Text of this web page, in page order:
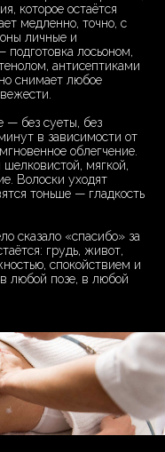
которое остаётся
медленно, точно, с
личные и
лосьоном,
антисептиками
снимает любое
— без суеты, без
в зависимости от
облегчение.
мягкой,
Волоски уходят
тоньше — гладкость
сказало «спасибо» за
грудь, живот,
спокойствием и
любой позе, в любой